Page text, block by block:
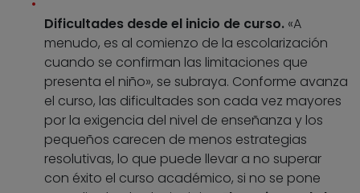
Dificultades desde el inicio de curso. «A
menudo, es al comienzo de la escolarización
cuando se confirman las limitaciones que
presenta el niño», se subraya. Conforme avanza
el curso, las dificultades son cada vez mayores
por la exigencia del nivel de enseñanza y los
pequeños carecen de menos estrategias
resolutivas, lo que puede llevar a no superar
con éxito el curso académico, si no se pone